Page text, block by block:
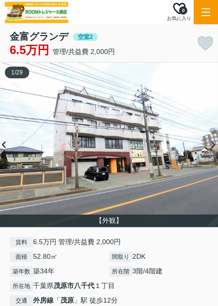
お気に入り
0
金富グランデ 空室2
6.5万円 管理/共益費 2,000円
【外観】
1/29
賃料 6.5万円 管理/共益費 2,000円
面積 52.80㎡ 間取り 2DK
築年数 築34年 所在階 3階/4階建
所在地 千葉県茂原市八千代１丁目
交通 外房線 「茂原 」駅 徒歩12分